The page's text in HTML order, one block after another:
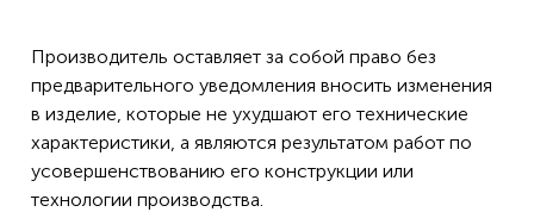
Производитель оставляет за собой право без
предварительного уведомления вносить изменения
в изделие, которые не ухудшают его технические
характеристики, а являются результатом работ по
усовершенствованию его конструкции или
технологии производства.